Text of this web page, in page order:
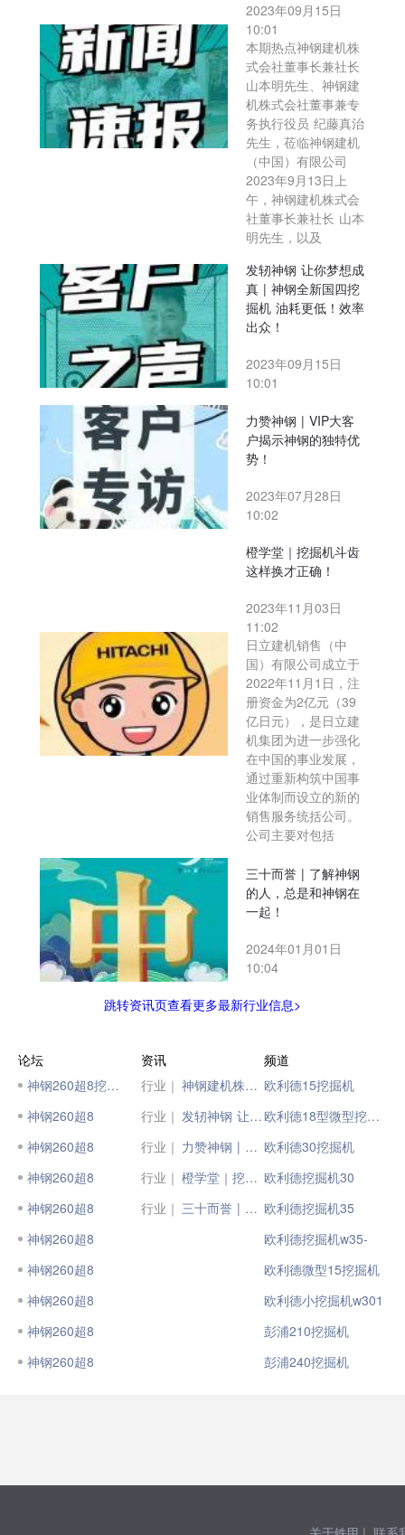
2023年09月15日
10:01
本期热点神钢建机株
式会社董事长兼社长
山本明先生、神钢建
机株式会社董事兼专
务执行役员 纪藤真治
先生，莅临神钢建机
（中国）有限公司
2023年9月13日上
午，神钢建机株式会
社董事长兼社长 山本
明先生，以及
发轫神钢 让你梦想成
真 | 神钢全新国四挖
掘机 油耗更低！效率
出众！
2023年09月15日
10:01
力赞神钢 | VIP大客
户揭示神钢的独特优
势！
2023年07月28日
10:02
橙学堂｜挖掘机斗齿
这样换才正确！
2023年11月03日
11:02
日立建机销售（中
国）有限公司成立于
2022年11月1日，注
册资金为2亿元（39
亿日元），是日立建
机集团为进一步强化
在中国的事业发展，
通过重新构筑中国事
业体制而设立的新的
销售服务统括公司。
公司主要对包括
三十而誉 | 了解神钢
的人，总是和神钢在
一起！
2024年01月01日
10:04
跳转资讯页查看更多最新行业信息>
论坛
神钢260超8挖掘机
神钢260超8
神钢260超8
神钢260超8
神钢260超8
神钢260超8
神钢260超8
神钢260超8
神钢260超8
神钢260超8
资讯
行业｜
神钢建机株式会社高层莅临神钢建机（中国）有限公司
行业｜
发轫神钢 让你梦想成真 | 神钢全新国四挖掘机 油耗更低！效率出众！
行业｜
力赞神钢 | VIP大客户揭示神钢的独特优势！
行业｜
橙学堂｜挖掘机斗齿这样换才正确！
行业｜
三十而誉 | 了解神钢的人，总是和神钢在一起！
频道
欧利德15挖掘机
欧利德18型微型挖掘机
欧利德30挖掘机
欧利德挖掘机30
欧利德挖掘机35
欧利德挖掘机w35-
欧利德微型15挖掘机
欧利德小挖掘机w301
彭浦210挖掘机
彭浦240挖掘机